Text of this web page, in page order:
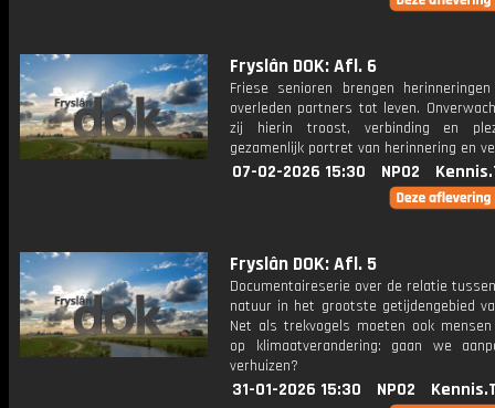
Fryslân DOK: Afl. 6
Friese senioren brengen
overleden partners tot leven.
zij hierin troost, verbinding en
gezamenlijk portret van herinnering en
07-02-2026 15:30 NPO2
Fryslân DOK: Afl. 5
Documentaireserie over de relatie
natuur in het grootste getijdengebied
Net als trekvogels moeten ook
op klimaatverandering: gaan we
verhuizen?
31-01-2026 15:30 NPO2